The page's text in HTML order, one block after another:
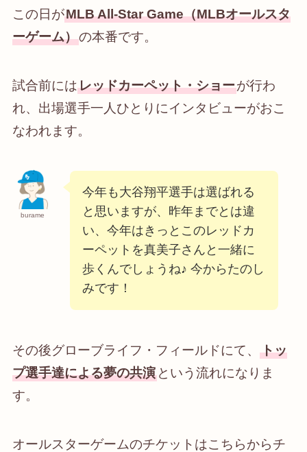
この日がMLB All-Star Game（MLBオールスタ
ーゲーム）の本番です。
試合前にはレッドカーペット・ショーが行わ
れ、出場選手一人ひとりにインタビューがおこ
なわれます。
burame
今年も大谷翔平選手は選ばれる
と思いますが、昨年までとは違
い、今年はきっとこのレッドカ
ーペットを真美子さんと一緒に
歩くんでしょうね♪ 今からたのし
みです！
その後グローブライフ・フィールドにて、 トッ
プ選手達による夢の共演という流れになりま
す。
オールスターゲームのチケットはこちらからチ